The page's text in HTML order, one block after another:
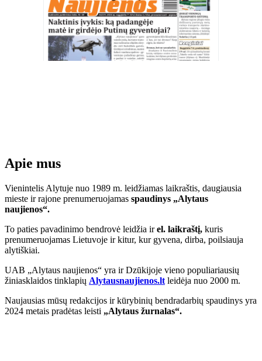
Apie mus
Vienintelis Alytuje nuo 1989 m. leidžiamas laikraštis, daugiausia
mieste ir rajone prenumeruojamas spaudinys „Alytaus
naujienos“.
To paties pavadinimo bendrovė leidžia irel. laikraštį, kuris
prenumeruojamas Lietuvoje ir kitur, kur gyvena, dirba, poilsiauja
alytiškiai.
UAB „Alytaus naujienos“ yra ir Dzūkijoje vieno populiariausių
žiniasklaidos tinklapių Alytausnaujienos.lt leidėja nuo 2000 m.
Naujausias mūsų redakcijos ir kūrybinių bendradarbių spaudinys yra
2024 metais pradėtas leisti „Alytaus žurnalas“.